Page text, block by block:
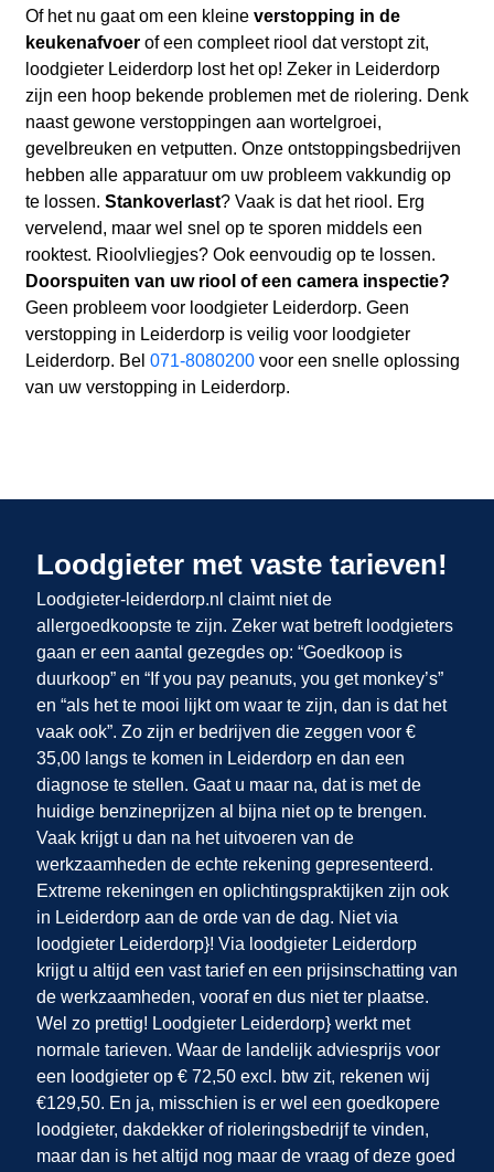
Of het nu gaat om een kleine verstopping in de
keukenafvoerof een compleet riool dat verstopt zit,
loodgieter Leiderdorp lost het op! Zeker in Leiderdorp
zijn een hoop bekende problemen met de riolering. Denk
naast gewone verstoppingen aan wortelgroei,
gevelbreuken en vetputten. Onze ontstoppingsbedrijven
hebben alle apparatuur om uw probleem vakkundig op
te lossen. Stankoverlast? Vaak is dat het riool. Erg
vervelend, maar wel snel op te sporen middels een
rooktest. Rioolvliegjes? Ook eenvoudig op te lossen.
Doorspuiten van uw riool of een camera inspectie?
Geen probleem voor loodgieter Leiderdorp. Geen
verstopping in Leiderdorp is veilig voor loodgieter
Leiderdorp. Bel 071-8080200voor een snelle oplossing
van uw verstopping in Leiderdorp.
Loodgieter met vaste tarieven!
Loodgieter-leiderdorp.nl claimt niet de
allergoedkoopste te zijn. Zeker wat betreft loodgieters
gaan er een aantal gezegdes op: “Goedkoop is
duurkoop” en “If you pay peanuts, you get monkey’s”
en “als het te mooi lijkt om waar te zijn, dan is dat het
vaak ook”. Zo zijn er bedrijven die zeggen voor €
35,00 langs te komen in Leiderdorp en dan een
diagnose te stellen. Gaat u maar na, dat is met de
huidige benzineprijzen al bijna niet op te brengen.
Vaak krijgt u dan na het uitvoeren van de
werkzaamheden de echte rekening gepresenteerd.
Extreme rekeningen en oplichtingspraktijken zijn ook
in Leiderdorp aan de orde van de dag. Niet via
loodgieter Leiderdorp}! Via loodgieter Leiderdorp
krijgt u altijd een vast tarief en een prijsinschatting van
de werkzaamheden, vooraf en dus niet ter plaatse.
Wel zo prettig! Loodgieter Leiderdorp} werkt met
normale tarieven. Waar de landelijk adviesprijs voor
een loodgieter op € 72,50 excl. btw zit, rekenen wij
€129,50. En ja, misschien is er wel een goedkopere
loodgieter, dakdekker of rioleringsbedrijf te vinden,
maar dan is het altijd nog maar de vraag of deze goed